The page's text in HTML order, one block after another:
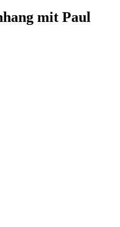
mit Paul